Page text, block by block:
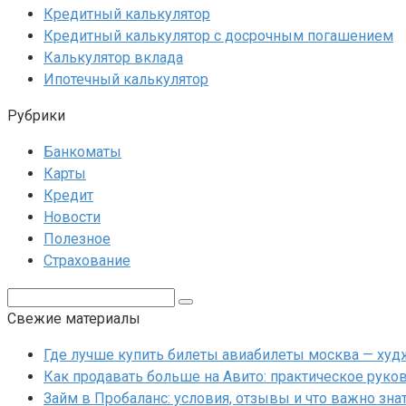
Кредитный калькулятор
Кредитный калькулятор с досрочным погашением
Калькулятор вклада
Ипотечный калькулятор
Рубрики
Банкоматы
Карты
Кредит
Новости
Полезное
Страхование
Свежие материалы
Где лучше купить билеты авиабилеты москва —
Как продавать больше на Авито: практическое
Займ в Пробаланс: условия, отзывы и что важно